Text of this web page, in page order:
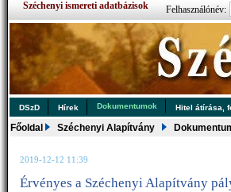
Széchenyi ismereti adatbázisok Felhasználónév:
DSzD Hírek Dokumentumok Hitel átírása,
Főoldal Széchenyi Alapítvány
2019-12-12 11:39
Érvényes a Széchenyi Alapítvány